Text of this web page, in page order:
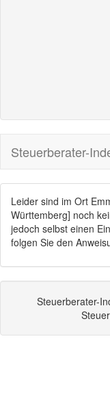
Steuerberater-
Leider sind im Ort
Württemberg] noch
jedoch selbst einen
folgen Sie den
Steuerberater-